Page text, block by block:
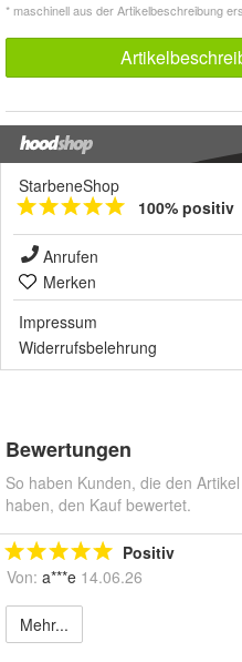
* maschinell aus der Artikelbeschreibung
StarbeneShop
100% positiv
Anrufen
Merken
Impressum
Widerrufsbelehrung
Bewertungen
So haben Kunden, die den
haben, den Kauf bewertet.
Positiv
Von: a***e 14.06.26
Mehr...